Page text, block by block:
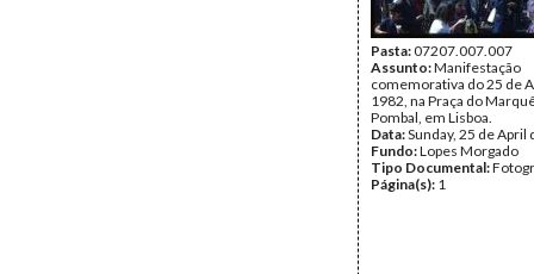
Pasta:07207.007.007
Assunto:Manifestação
comemorativa do 25 de
1982, na Praça do
Pombal, em Lisboa.
Data:Sunday, 25 de April
Fundo:Lopes Morgado
Tipo Documental:
Página(s): 1